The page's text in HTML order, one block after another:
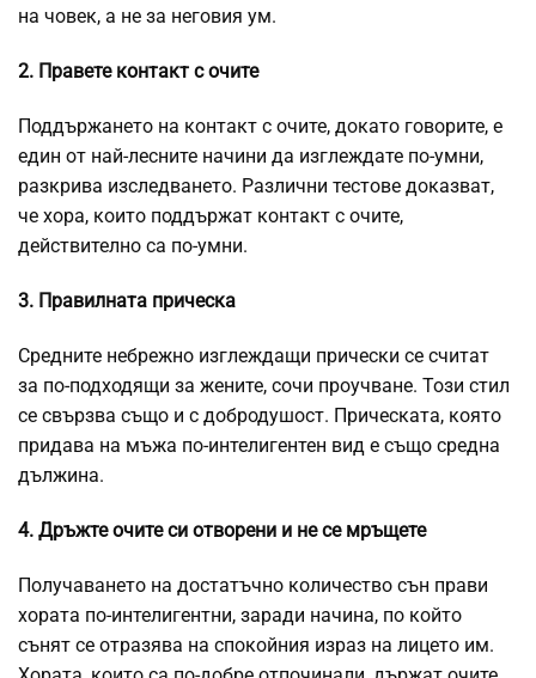
на човек, а не за неговия ум.
2. Правете контакт с очите
Поддържането на контакт с очите, докато говорите, е
един от най-лесните начини да изглеждате по-умни,
разкрива изследването. Различни тестове доказват,
че хора, които поддържат контакт с очите,
действително са по-умни.
3. Правилната прическа
Средните небрежно изглеждащи прически се считат
за по-подходящи за жените, сочи проучване. Този стил
се свързва също и с добродушост. Прическата, която
придава на мъжа по-интелигентен вид е също средна
дължина.
4. Дръжте очите си отворени и не се мръщете
Получаването на достатъчно количество сън прави
хората по-интелигентни, заради начина, по който
сънят се отразява на спокойния израз на лицето им.